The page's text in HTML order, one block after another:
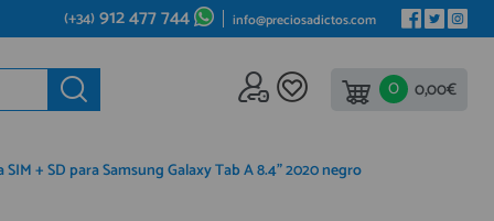
DE PROFESIONALES
y aprovecha los descuentos y ventajas de ser
del sector.
(+34)912 477 744 info@preciosadictos.com
0 0,00€
SIM + SD para Samsung Galaxy Tab A 8.4" 2020 negro